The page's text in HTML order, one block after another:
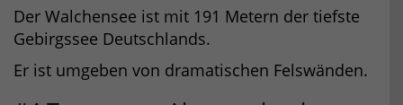
Der Walchensee ist mit 191 Metern der tiefste
Gebirgssee Deutschlands.
Er ist umgeben von dramatischen Felswänden.